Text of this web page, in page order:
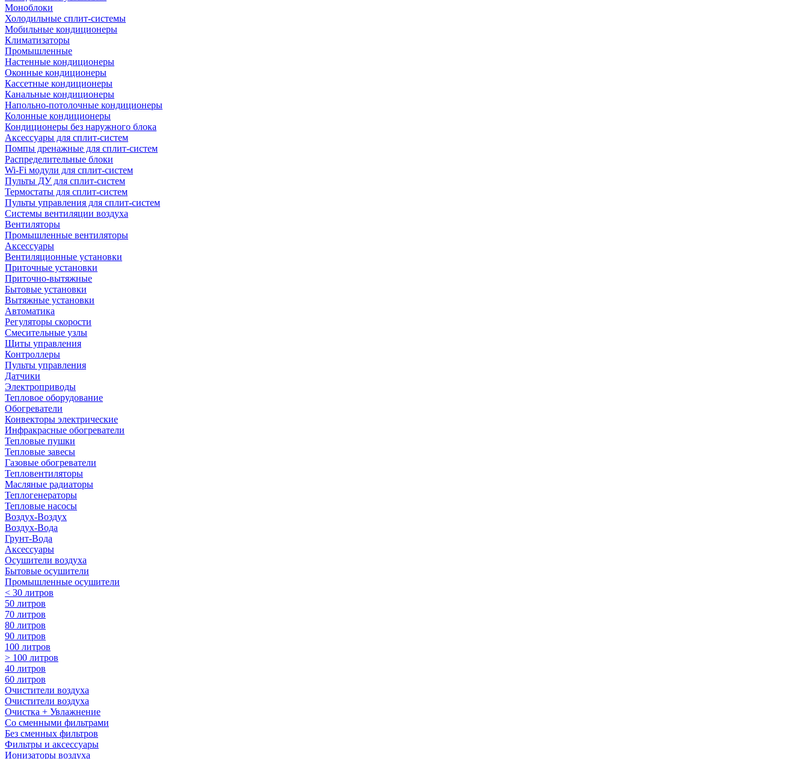
Моноблоки
Холодильные сплит-системы
Мобильные кондиционеры
Климатизаторы
Промышленные
Настенные кондиционеры
Оконные кондиционеры
Кассетные кондиционеры
Канальные кондиционеры
Напольно-потолочные кондиционеры
Колонные кондиционеры
Кондиционеры без наружного блока
Аксессуары для сплит-систем
Помпы дренажные для сплит-систем
Распределительные блоки
Wi-Fi модули для сплит-систем
Пульты ДУ для сплит-систем
Термостаты для сплит-систем
Пульты управления для сплит-систем
Системы вентиляции воздуха
Вентиляторы
Промышленные вентиляторы
Аксессуары
Вентиляционные установки
Приточные установки
Приточно-вытяжные
Бытовые установки
Вытяжные установки
Автоматика
Регуляторы скорости
Смесительные узлы
Щиты управления
Контроллеры
Пульты управления
Датчики
Электроприводы
Тепловое оборудование
Обогреватели
Конвекторы электрические
Инфракрасные обогреватели
Тепловые пушки
Тепловые завесы
Газовые обогреватели
Тепловентиляторы
Масляные радиаторы
Теплогенераторы
Тепловые насосы
Воздух-Воздух
Воздух-Вода
Грунт-Вода
Аксессуары
Осушители воздуха
Бытовые осушители
Промышленные осушители
< 30 литров
50 литров
70 литров
80 литров
90 литров
100 литров
> 100 литров
40 литров
60 литров
Очистители воздуха
Очистители воздуха
Очистка + Увлажнение
Cо сменными фильтрами
Без сменных фильтров
Фильтры и аксессуары
Ионизаторы воздуха